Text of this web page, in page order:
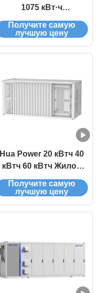
1075 кВт·ч
Промышленная
система хранения
grid Off-grid & Hybrid
Получите самую
лучшую цену
Hua Power 20 кВтч 40
кВтч 60 кВтч Жилой
коммерческий и
промышленный
Получите самую
лучшую цену